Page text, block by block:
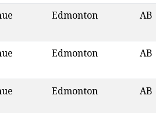
Edmonton AB
Edmonton AB
Edmonton AB